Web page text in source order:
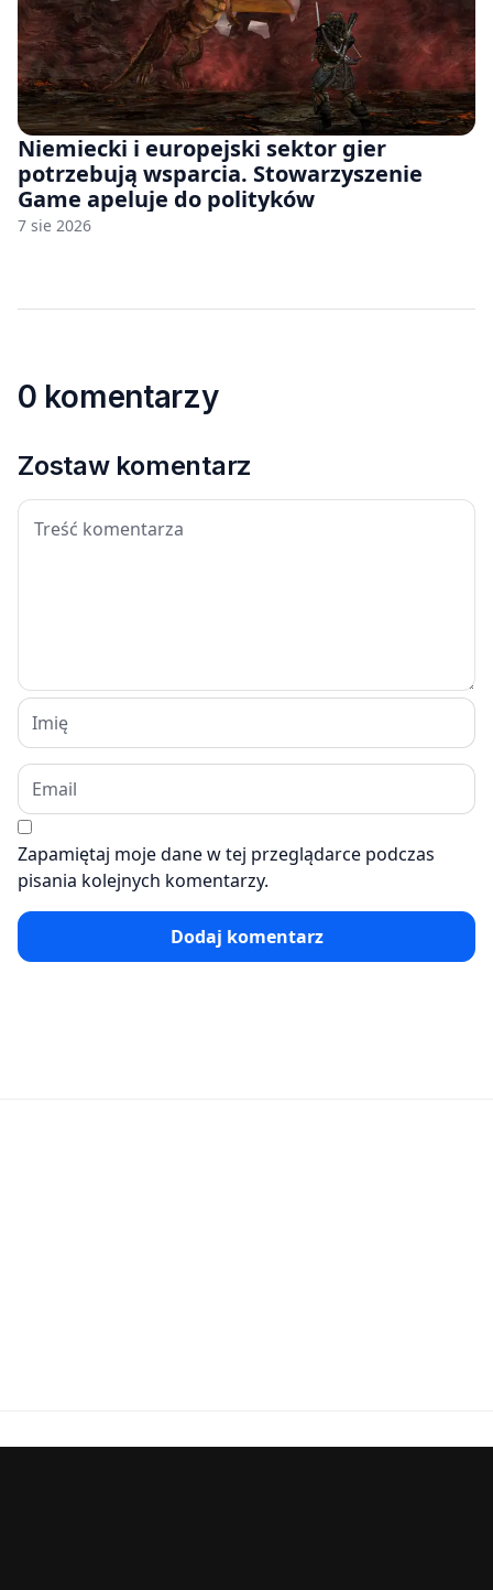
Niemiecki i europejski sektor gier
potrzebują wsparcia. Stowarzyszenie
Game apeluje do polityków
7 sie 2026
0 komentarzy
Zostaw komentarz
Zapamiętaj moje dane w tej przeglądarce podczas
pisania kolejnych komentarzy.
Dodaj komentarz